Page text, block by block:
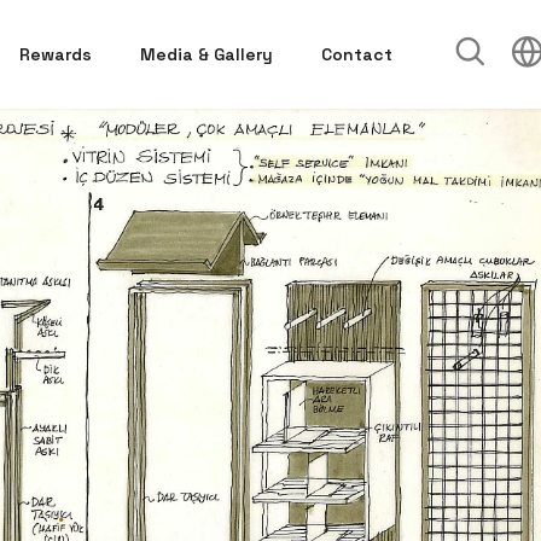
Rewards Media & Gallery Contact